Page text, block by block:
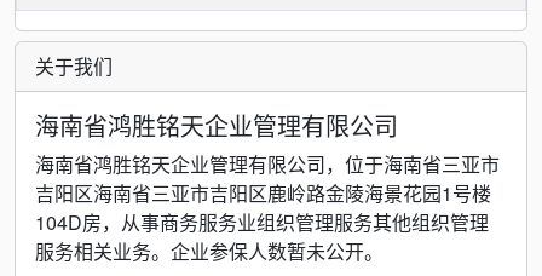
关于我们
海南省鸿胜铭天企业管理有限公司
海南省鸿胜铭天企业管理有限公司，位于海南省三亚市
吉阳区海南省三亚市吉阳区鹿岭路金陵海景花园1号楼
104D房，从事商务服务业组织管理服务其他组织管理
服务相关业务。企业参保人数暂未公开。